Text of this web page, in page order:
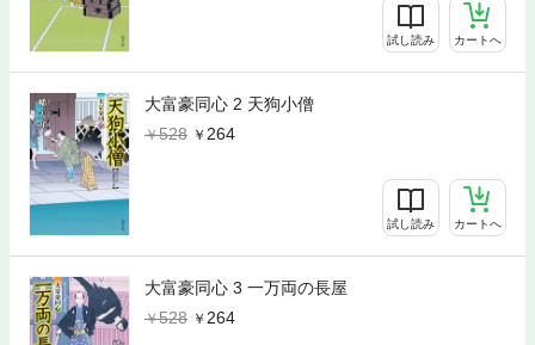
試し読み カートへ
大富豪同心 2 天狗小僧
528
264
試し読み カートへ
大富豪同心 3 一万両の長屋
528
264